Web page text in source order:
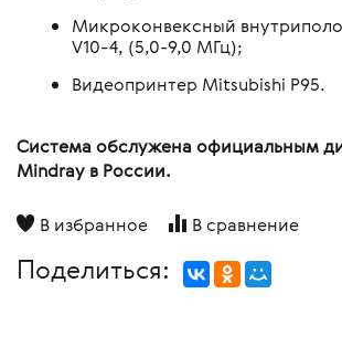
Микроконвексный
V10-4, (5,0-9,0 МГц);
Видеопринтер Mitsubishi P95.
Система обслужена официальным
Mindray в России.
В избранное В сравнение
Поделиться: